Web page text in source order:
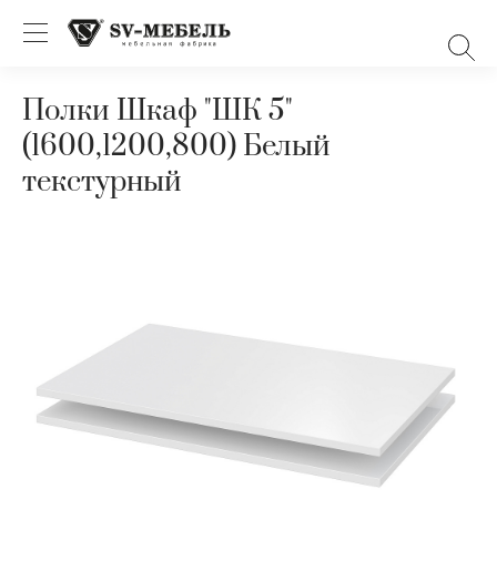
Полки Шкаф "ШК 5"
(1600,1200,800) Белый
текстурный